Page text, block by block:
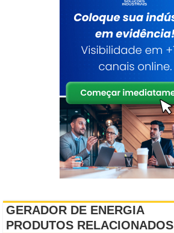
GERADOR DE ENERGIA
PRODUTOS RELACIONADOS